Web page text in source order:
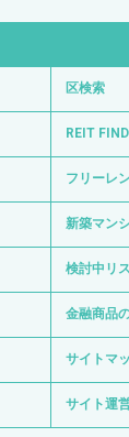
区検索
REIT
フリーレ
新築マン
検討中リ
金融商品
サイトマ
サイト運